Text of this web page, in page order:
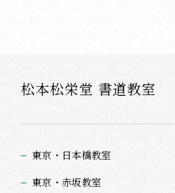
松本松栄堂 書道教室
東京・日本橋教室
東京・赤坂教室